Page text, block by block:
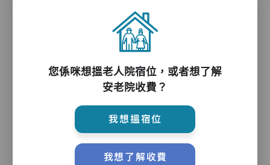
主管,助理員,護理員,保健員,到診醫生
護理評估、執藥、核派藥、量度生命表徵、協助沐
浴、餵飯、換尿片
您係咪想搵老人院宿位，或者想了解
安老院收費？
我想搵宿位
我想了解收費